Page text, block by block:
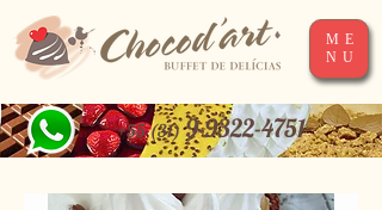
+55 (31) 9-9322-4751
ME
NU